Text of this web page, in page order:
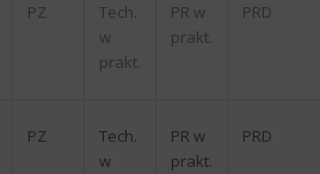
PZ
Tech.
w
prakt.
PR w
prakt.
PRD
PZ
Tech.
w
PR w
prakt.
PRD